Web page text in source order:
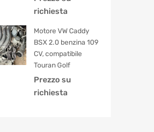
richiesta
Motore VW Caddy
BSX 2.0 benzina 109
CV, compatibile
Touran Golf
Prezzo su
richiesta